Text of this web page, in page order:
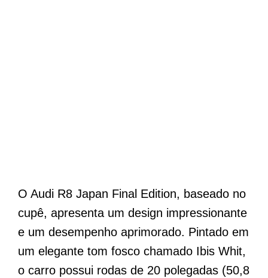
O Audi R8 Japan Final Edition, baseado no
cupê, apresenta um design impressionante
e um desempenho aprimorado. Pintado em
um elegante tom fosco chamado Ibis Whit,
o carro possui rodas de 20 polegadas (50,8